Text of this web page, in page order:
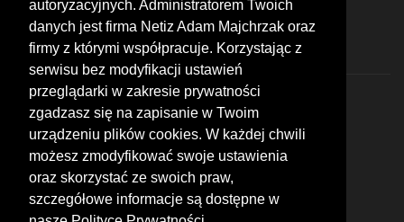
autoryzacyjnych. Administratorem Twoich
danych jest firma Netiz Adam Majchrzak oraz
firmy z którymi współpracuje. Korzystając z
serwisu bez modyfikacji ustawień
przeglądarki w zakresie prywatności
zgadzasz się na zapisanie w Twoim
urządzeniu plików cookies. W każdej chwili
możesz zmodyfikować swoje ustawienia
oraz skorzystać ze swoich praw,
szczegółowe informacje są dostępne w
© 2026 by MotoWhizzer.com
All rights reserved.